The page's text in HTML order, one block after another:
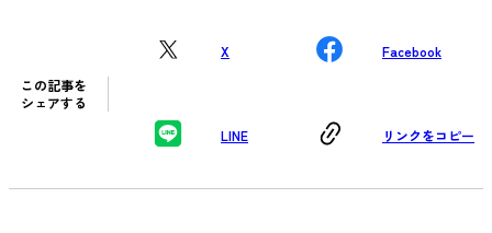
この記事を
シェアする
X Facebook
LINE リンクをコピー